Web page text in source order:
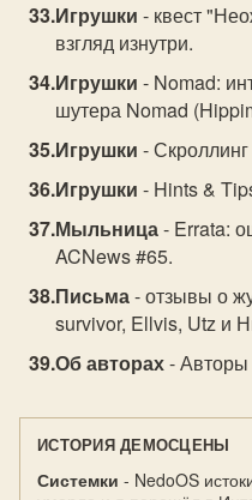
Игрушки - квест
взгляд изнутри.
Игрушки - Nomad:
шутера Nomad
Игрушки -
Игрушки - Hints &
Мыльница- Errata:
ACNews #65.
Письма- отзывы о
survivor, Ellvis, Utz и
Об авторах-
ИСТОРИЯ ДЕМОСЦЕНЫ
Системки - NedoOS